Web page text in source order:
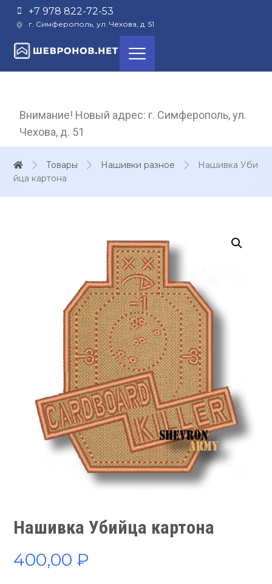
+7 978 822-72-53
г. Симферополь, ул. Чехова, д. 51
Внимание! Новый адрес: г. Симферополь, ул.
Чехова, д. 51
Товары Нашивки разное
Нашивка Уби
йца картона
Нашивка Убийца картона
400,00₽